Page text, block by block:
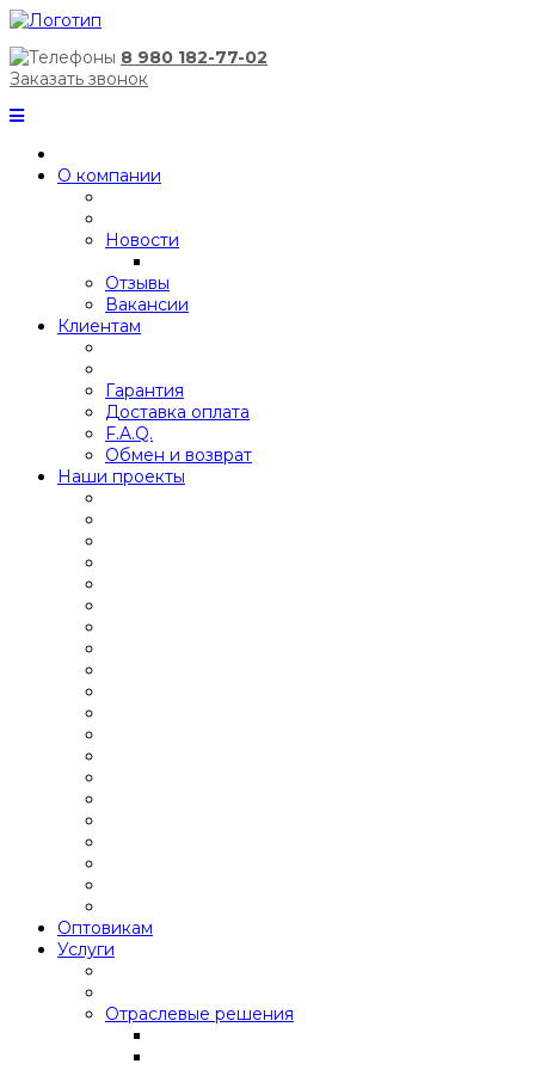
8 980 182-77-02
Заказать звонок
О компании
Новости
Отзывы
Вакансии
Клиентам
Гарантия
Доставка оплата
F.A.Q.
Обмен и возврат
Наши проекты
Оптовикам
Услуги
Отраслевые решения